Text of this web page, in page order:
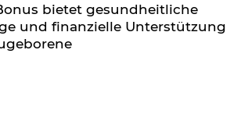
bietet gesundheitliche
und finanzielle Unterstützung